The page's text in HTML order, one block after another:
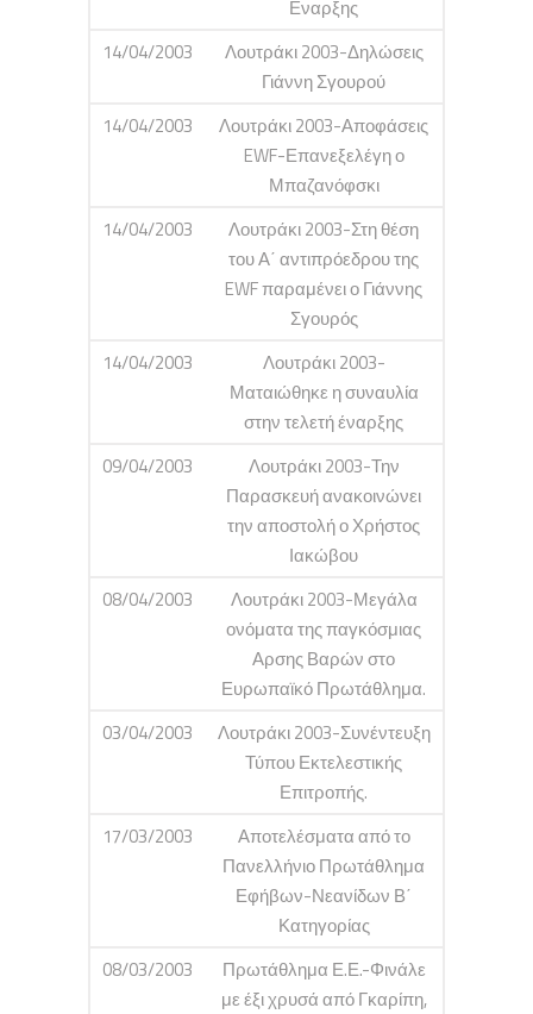
Εναρξης
14/04/2003
Λουτράκι 2003-Δηλώσεις
Γιάννη Σγουρού
14/04/2003
Λουτράκι 2003-Αποφάσεις
EWF-Επανεξελέγη ο
Μπαζανόφσκι
14/04/2003
Λουτράκι 2003-Στη θέση
του Α΄ αντιπρόεδρου της
EWF παραμένει ο Γιάννης
Σγουρός
14/04/2003
Λουτράκι 2003-
Ματαιώθηκε η συναυλία
στην τελετή έναρξης
09/04/2003
Λουτράκι 2003-Την
Παρασκευή ανακοινώνει
την αποστολή ο Χρήστος
Ιακώβου
08/04/2003
Λουτράκι 2003-Μεγάλα
ονόματα της παγκόσμιας
Αρσης Βαρών στο
Ευρωπαϊκό Πρωτάθλημα.
03/04/2003
Λουτράκι 2003-Συνέντευξη
Τύπου Εκτελεστικής
Επιτροπής.
17/03/2003
Αποτελέσματα από το
Πανελλήνιο Πρωτάθλημα
Εφήβων-Νεανίδων Β΄
Κατηγορίας
08/03/2003
Πρωτάθλημα Ε.Ε.-Φινάλε
με έξι χρυσά από Γκαρίπη,